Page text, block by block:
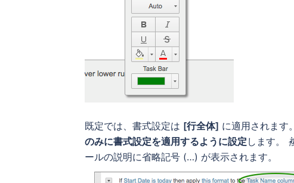
既定では、書式設定は [行全体] に適用されます
のみに書式設定を適用するように設定 します。
ールの説明に省略記号 (…) が表示されます。